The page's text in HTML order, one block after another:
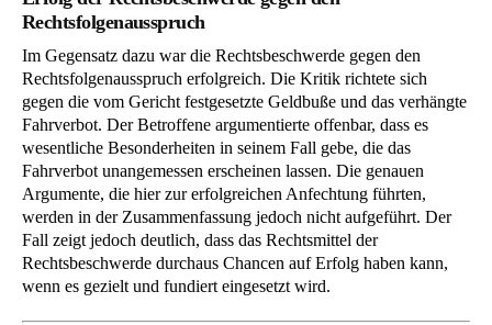
Rechtsfolgenausspruch
Im Gegensatz dazu war die Rechtsbeschwerde gegen den
Rechtsfolgenausspruch erfolgreich. Die Kritik richtete sich
gegen die vom Gericht festgesetzte Geldbuße und das verhängte
Fahrverbot. Der Betroffene argumentierte offenbar, dass es
wesentliche Besonderheiten in seinem Fall gebe, die das
Fahrverbot unangemessen erscheinen lassen. Die genauen
Argumente, die hier zur erfolgreichen Anfechtung führten,
werden in der Zusammenfassung jedoch nicht aufgeführt. Der
Fall zeigt jedoch deutlich, dass das Rechtsmittel der
Rechtsbeschwerde durchaus Chancen auf Erfolg haben kann,
wenn es gezielt und fundiert eingesetzt wird.